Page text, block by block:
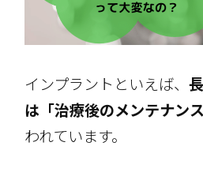
インプラントといえば、
は「治療後のメンテナンス
われています。